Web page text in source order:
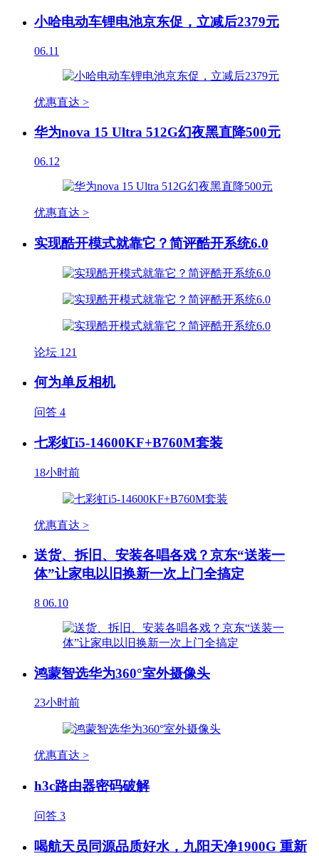
小哈电动车锂电池京东促，立减后2379元
06.11
优惠直达 >
华为nova 15 Ultra 512G幻夜黑直降500元
06.12
优惠直达 >
实现酷开模式就靠它？简评酷开系统6.0
论坛 121
何为单反相机
问答 4
七彩虹i5-14600KF+B760M套装
18小时前
优惠直达 >
送货、拆旧、安装各唱各戏？京东“送装一
体”让家电以旧换新一次上门全搞定
8 06.10
鸿蒙智选华为360°室外摄像头
23小时前
优惠直达 >
h3c路由器密码破解
问答 3
喝航天员同源品质好水，九阳天净1900G 重新